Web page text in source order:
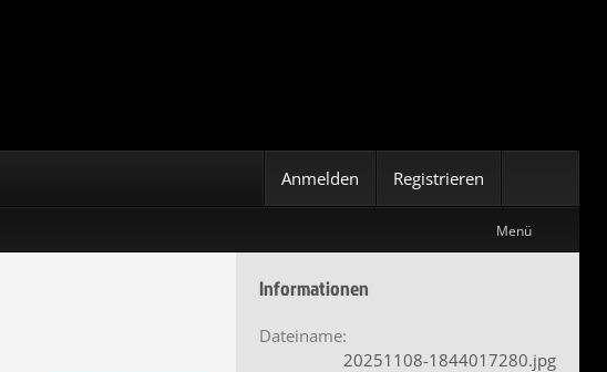
Anmelden Registrieren
Menü
Informationen
Dateiname
20251108-1844017280.jpg